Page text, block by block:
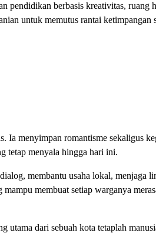
pendidikan berbasis kreativitas, ruang
untuk memutus rantai ketimpangan
Ia menyimpan romantisme sekaligus
tetap menyala hingga hari ini.
membantu usaha lokal, menjaga
membuat setiap warganya
utama dari sebuah kota tetaplah